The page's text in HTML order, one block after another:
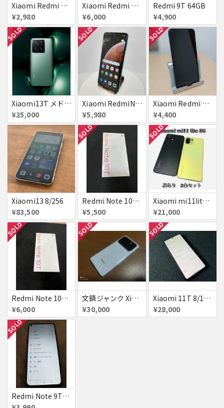
Xiaomi Redmi Note 10 JE 64GB 判定×
¥2,980
Xiaomi Redmi 12 5G 128GB
¥6,000
Redmi 9T 64GB
¥4,900
SOLD
Xiaomi13T メドウグリーン 難あり
¥25,000
SOLD
Xiaomi RedmiNote9S SIMフリー 863954040594602
¥5,980
SOLD
Xiaomi Redmi Note 9T A001XM 4GB/64GB SIMロック解除不可 赤ロム
¥4,400
Xiaomi13 8/256
¥83,500
SOLD
Redmi Note 10T Azure Black simフリー 新品未使用未開封品 ジャンク
¥5,500
SOLD
Xiaomi mi11lite 5G 国内版 2台セット
¥21,000
SOLD
Redmi Note 10T Azure Black simフリー 新品未使用未開封品 ジャンク
¥6,000
SOLD
文鎮ジャンク Xiaomi Mi11 Ultra 12/512
¥30,000
SOLD
Xiaomi 11T 8/128 本体のみ
¥28,000
SOLD
Redmi Note 9T ブラック